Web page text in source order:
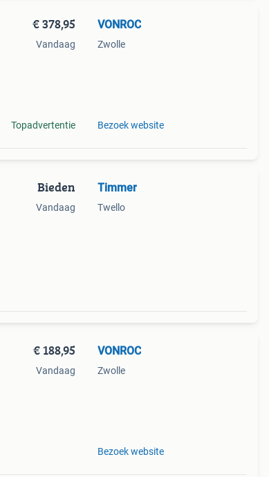
€ 378,95
Vandaag
Topadvertentie
VONROC
Zwolle
Bezoek website
Bieden
Vandaag
Timmer
Twello
€ 188,95
Vandaag
VONROC
Zwolle
Bezoek website